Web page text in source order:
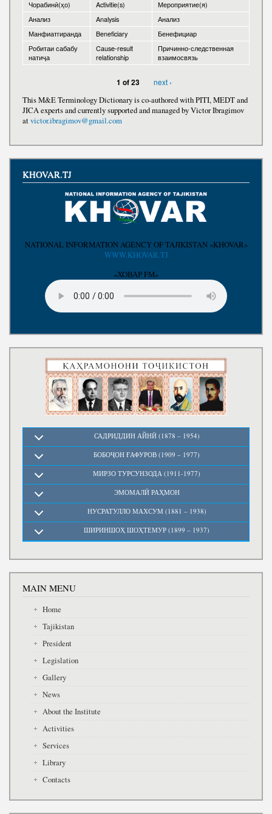
Чорабинӣ(ҳо)
Activitie(s)
Мероприятие(я)
Анализ
Analysis
Анализ
Манфиатгиранда
Beneficiary
Бенефициар
Робитаи сабабу
натиҷа
Cause-result
relationship
Причинно-следственная
взаимосвязь
1 of 23
next ›
This M&E Terminology Dictionary is co-authored with PITI, MEDT and
JICA experts and currently supported and managed by Victor Ibragimov
atvictor.ibragimov@gmail.com
KHOVAR.TJ
NATIONAL INFORMATION AGENCY OF TAJIKISTAN «KHOVAR»
WWW.KHOVAR.TJ
«ХОВАР FM»
САДРИДДИН АЙНӢ (1878 – 1954)
БОБОҶОН ҒАФУРОВ (1909 – 1977)
МИРЗО ТУРСУНЗОДА (1911-1977)
ЭМОМАЛӢ РАҲМОН
НУСРАТУЛЛО МАХСУМ (1881 – 1938)
ШИРИНШОҲ ШОҲТЕМУР (1899 – 1937)
MAIN MENU
Home
Tajikistan
President
Legislation
Gallery
News
About the Institute
Activities
Services
Library
Contacts